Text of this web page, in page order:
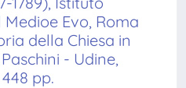
Evo, Roma
della Chiesa in
- Udine,
pp.